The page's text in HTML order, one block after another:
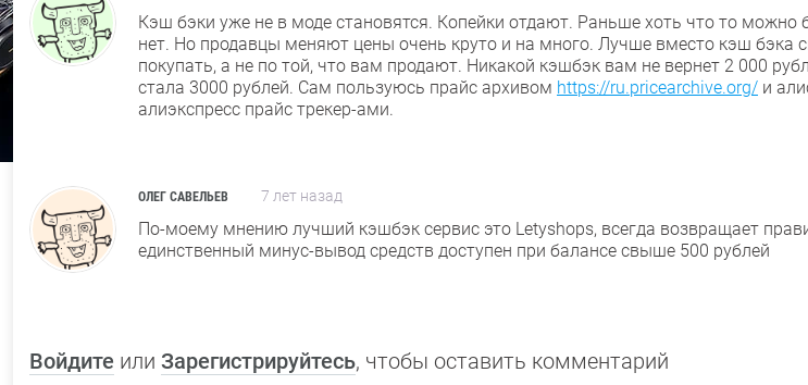
Кэш бэки уже не в моде становятся. Копейки отдают. Раньше хоть что то можно
нет. Но продавцы меняют цены очень круто и на много. Лучше вместо кэш бэка
покупать, а не по той, что вам продают. Никакой кэшбэк вам не вернет 2 000
стала 3000 рублей. Сам пользуюсь прайс архивом https://ru.pricearchive.org/ и
алиэкспресс прайс трекер-ами.
ОЛЕГ САВЕЛЬЕВ 7 лет назад
По-моему мнению лучший кэшбэк сервис это Letyshops, всегда возвращает
единственный минус-вывод средств доступен при балансе свыше 500 рублей
Войдите или Зарегистрируйтесь, чтобы оставить комментарий